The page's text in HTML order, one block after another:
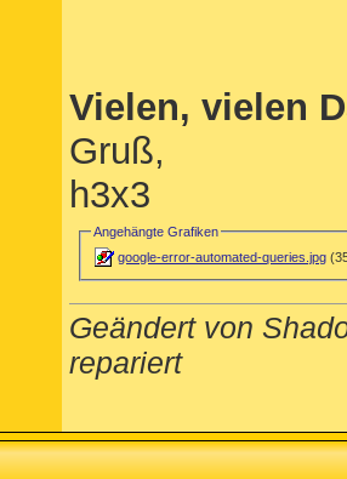
Vielen, vielen
Gruß,
h3x3
Angehängte Grafiken
google-error-automated-queries.jpg
Geändert von
repariert